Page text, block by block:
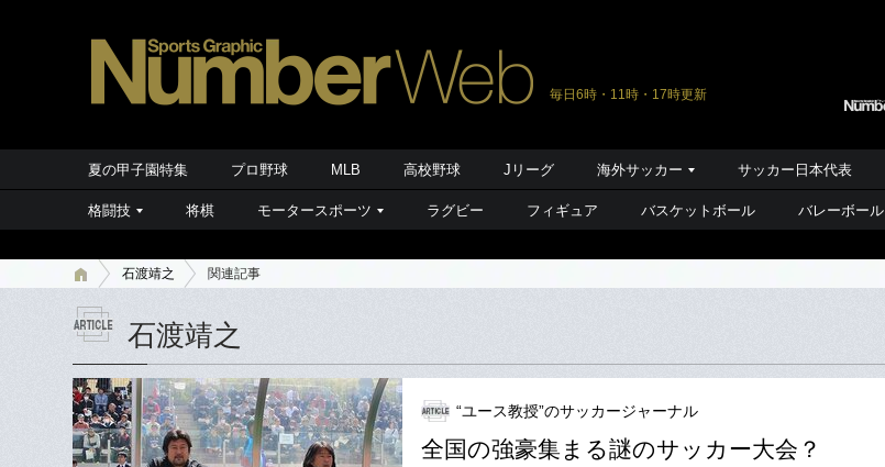
毎日6時・11時・17時更新
夏の甲子園特集 プロ野球 MLB 高校野球 Jリーグ 海外サッカー サッカー日本代表
格闘技 将棋 モータースポーツ ラグビー フィギュア バスケットボール バレーボール
石渡靖之 関連記事
石渡靖之
“ユース教授”のサッカージャーナル
全国の強豪集まる謎のサッカー大会？